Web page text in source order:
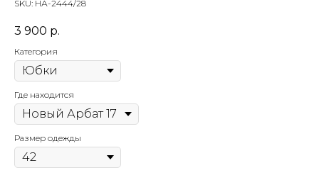
SKU: НА-2444/28
3 900 р.
Категория
Где находится
Размер одежды